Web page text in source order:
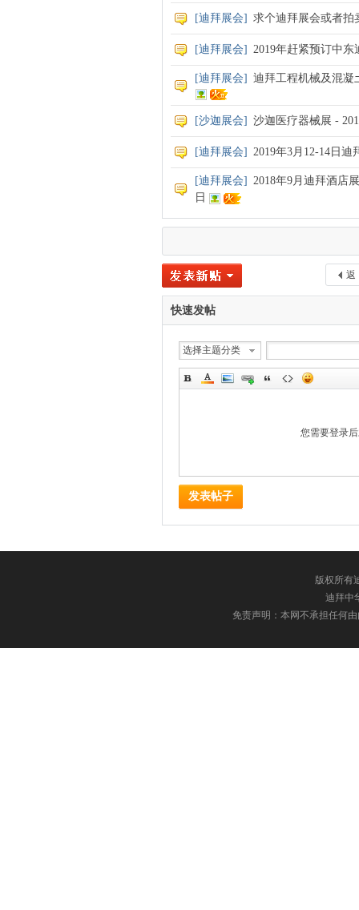
[迪拜展会] 求个迪拜展会或者拍
[迪拜展会] 2019年赶紧预订中
[迪拜展会] 迪拜工程机械及混凝
[沙迦展会] 沙迦医疗器械展 -
[迪拜展会] 2019年3月12-14日
[迪拜展会] 2018年9月迪拜酒店
日
返
快速发帖
选择主题分类
您需要登录
发表帖子
版权所有
迪拜中
免责声明：本网不承担任何